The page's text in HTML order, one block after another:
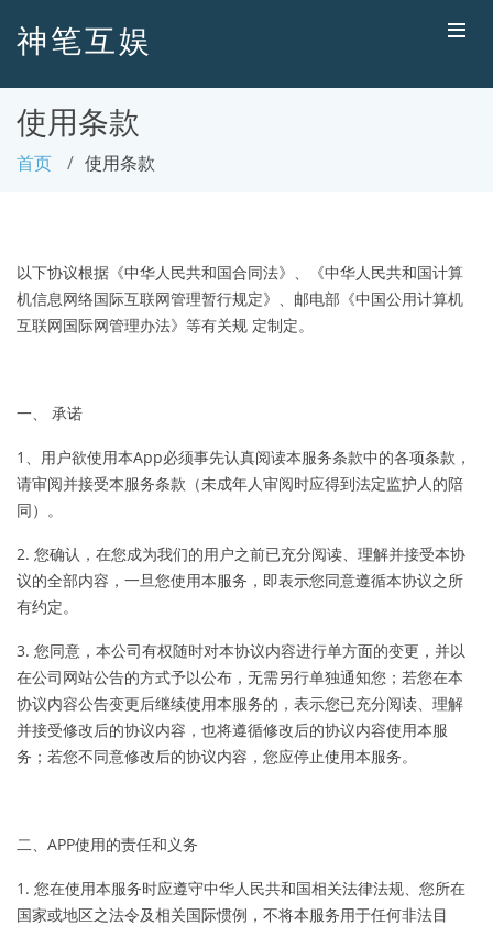
神笔互娱
使用条款
首页 使用条款
以下协议根据《中华人民共和国合同法》、《中华人民共和国计算
机信息网络国际互联网管理暂行规定》、邮电部《中国公用计算机
互联网国际网管理办法》等有关规 定制定。
一、 承诺
1、用户欲使用本App必须事先认真阅读本服务条款中的各项条款，
请审阅并接受本服务条款（未成年人审阅时应得到法定监护人的陪
同）。
2. 您确认，在您成为我们的用户之前已充分阅读、理解并接受本协
议的全部内容，一旦您使用本服务，即表示您同意遵循本协议之所
有约定。
3. 您同意，本公司有权随时对本协议内容进行单方面的变更，并以
在公司网站公告的方式予以公布，无需另行单独通知您；若您在本
协议内容公告变更后继续使用本服务的，表示您已充分阅读、理解
并接受修改后的协议内容，也将遵循修改后的协议内容使用本服
务；若您不同意修改后的协议内容，您应停止使用本服务。
二、APP使用的责任和义务
1. 您在使用本服务时应遵守中华人民共和国相关法律法规、您所在
国家或地区之法令及相关国际惯例，不将本服务用于任何非法目